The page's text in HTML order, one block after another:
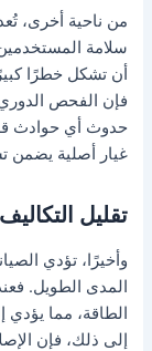
من ناحية أخرى،
سلامة
أن تشكل خطرًا
فإن الفحص
حدوث أي حوادث
غيار أصلية يضمن
تقليل
وأخيرًا، تؤدي
المدى الطويل.
الطاقة، مما يؤدي
إلى ذلك، فإن